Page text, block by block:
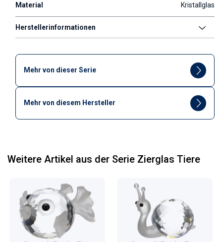
Material Kristallglas
Herstellerinformationen
Mehr von dieser Serie
Mehr von diesem Hersteller
Weitere Artikel aus der Serie Zierglas Tiere